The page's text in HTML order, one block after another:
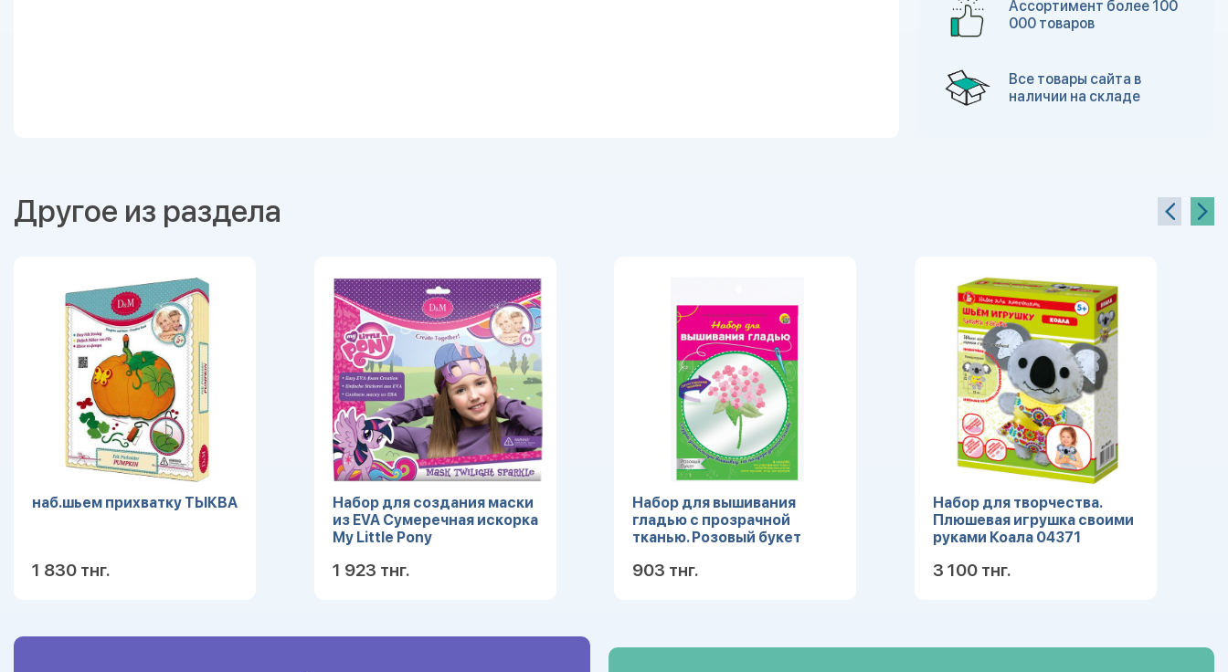
Ассортимент более 100
000 товаров
Все товары сайта в
наличии на складе
Другое из раздела
наб.шьем прихватку ТЫКВА
1 830 тнг.
Набор для создания маски
из EVA Сумеречная искорка
My Little Pony
1 923 тнг.
Набор для вышивания
гладью c прозрачной
тканью. Розовый букет
903 тнг.
Набор для творчества.
Плюшевая игрушка своими
руками Коала 04371
3 100 тнг.